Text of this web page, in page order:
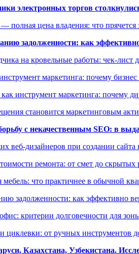
электронных торгов
полная цена владения: что
задолженности: как
на кровельные работы: чек-лист
маркетинга: почему бизнес
инструмент маркетинга: почему
становится маркетинговым
с некачественным SEO: в
веб-дизайнеров при создании сайта
ремонта: от смет до скрытых
мебель: что практичнее в обычной
задолженности: как эффективно
критерии долговечности для
циклевки: от ручных инструментов
Казахстана, Узбекистана.